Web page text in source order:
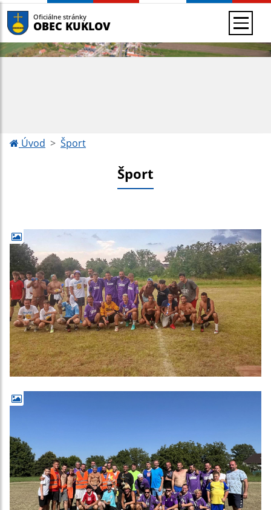
Oficiálne stránky
OBEC KUKLOV
Úvod Šport
Šport